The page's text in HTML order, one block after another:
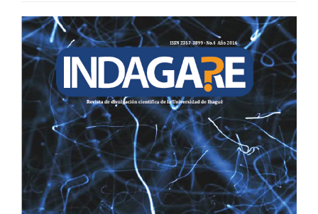
BARRA
LATERAL
DEL
ARTÍCULO